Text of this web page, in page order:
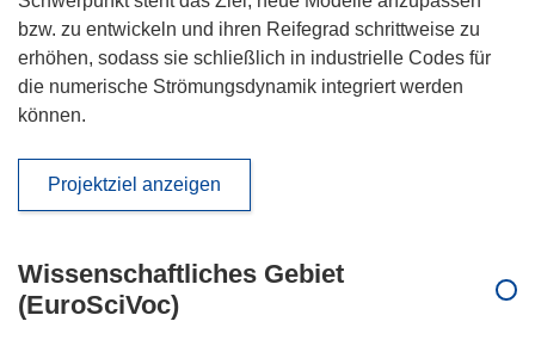
bzw. zu entwickeln und ihren Reifegrad schrittweise zu
erhöhen, sodass sie schließlich in industrielle Codes für
die numerische Strömungsdynamik integriert werden
können.
Projektziel anzeigen
Wissenschaftliches Gebiet
(EuroSciVoc)